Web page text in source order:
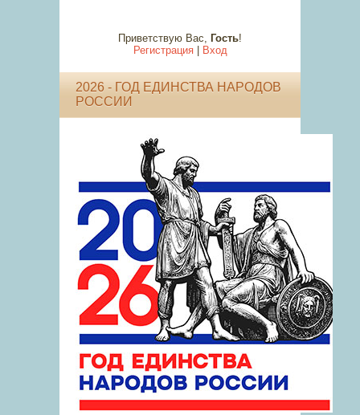
Приветствую Вас, Гость!
Регистрация| Вход
2026 - ГОД ЕДИНСТВА НАРОДОВ
РОССИИ